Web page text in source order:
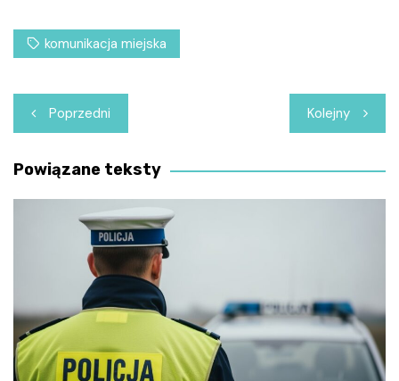
komunikacja miejska
Nawigacja
wpisu
Poprzedni Kolejny
Powiązane teksty